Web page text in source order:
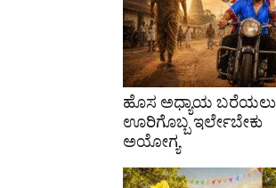
ಹೊಸ ಅಧ್ಯಾಯ ಬರೆಯಲು
ಊರಿಗೊಬ್ಬ ಇರ್ಲೇಬೇಕು
ಅಯೋಗ್ಯ